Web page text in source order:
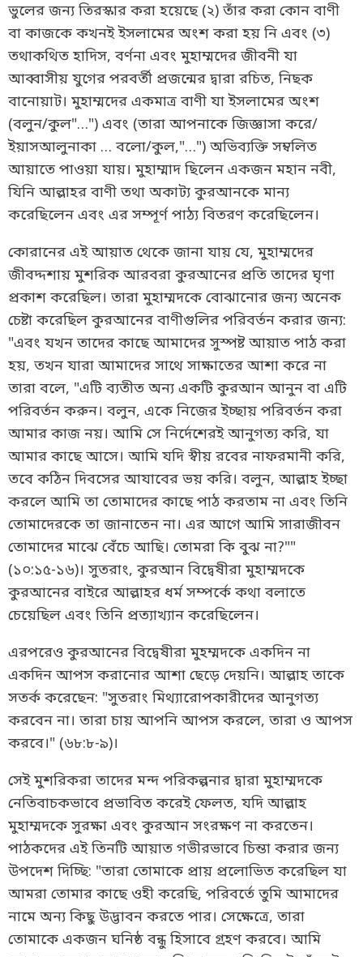
ভুলের জন্য তিরস্কার করা হয়েছে (২) তাঁর করা কোন বাণী
বা কাজকে কখনই ইসলামের অংশ করা হয় নি এবং (৩)
তথাকথিত হাদিস, বর্ণনা এবং মুহাম্মদের জীবনী যা
আব্বাসীয় যুগের পরবর্তী প্রজন্মের দ্বারা রচিত, নিছক
বানোয়াট। মুহাম্মদের একমাত্র বাণী যা ইসলামের অংশ
(বলুন/কুল"…") এবং (তারা আপনাকে জিজ্ঞাসা করে/
ইয়াসআলুনাকা … বলো/কুল,"…") অভিব্যক্তি সম্বলিত
আয়াতে পাওয়া যায়। মুহাম্মাদ ছিলেন একজন মহান নবী,
যিনি আল্লাহর বাণী তথা অকাট্য কুরআনকে মান্য
করেছিলেন এবং এর সম্পূর্ণ পাঠ্য বিতরণ করেছিলেন।
কোরানের এই আয়াত থেকে জানা যায় যে, মুহাম্মদের
জীবদ্দশায় মুশরিক আরবরা কুরআনের প্রতি তাদের ঘৃণা
প্রকাশ করেছিল। তারা মুহাম্মদকে বোঝানোর জন্য অনেক
চেষ্টা করেছিল কুরআনের বাণীগুলির পরিবর্তন করার জন্য:
"এবং যখন তাদের কাছে আমাদের সুস্পষ্ট আয়াত পাঠ করা
হয়, তখন যারা আমাদের সাথে সাক্ষাতের আশা করে না
তারা বলে, "এটি ব্যতীত অন্য একটি কুরআন আনুন বা এটি
পরিবর্তন করুন। বলুন, একে নিজের ইচ্ছায় পরিবর্তন করা
আমার কাজ নয়। আমি সে নির্দেশেরই আনুগত্য করি, যা
আমার কাছে আসে। আমি যদি স্বীয় রবের নাফরমানী করি,
তবে কঠিন দিবসের আযাবের ভয় করি। বলুন, আল্লাহ ইচ্ছা
করলে আমি তা তোমাদের কাছে পাঠ করতাম না এবং তিনি
তোমাদেরকে তা জানাতেন না। এর আগে আমি সারাজীবন
তোমাদের মাঝে বেঁচে আছি। তোমরা কি বুঝ না?""
(১০:১৫-১৬)। সুতরাং, কুরআন বিদ্বেষীরা মুহাম্মদকে
কুরআনের বাইরে আল্লাহর ধর্ম সম্পর্কে কথা বলাতে
চেয়েছিল এবং তিনি প্রত্যাখ্যান করেছিলেন।
এরপরেও কুরআনের বিদ্বেষীরা মুহম্মদকে একদিন না
একদিন আপস করানোর আশা ছেড়ে দেয়নি। আল্লাহ তাকে
সতর্ক করেছেন: "সুতরাং মিথ্যারোপকারীদের আনুগত্য
করবেন না। তারা চায় আপনি আপস করলে, তারা ও আপস
করবে।" (৬৮:৮-৯)।
সেই মুশরিকরা তাদের মন্দ পরিকল্পনার দ্বারা মুহাম্মদকে
নেতিবাচকভাবে প্রভাবিত করেই ফেলত, যদি আল্লাহ
মুহাম্মদকে সুরক্ষা এবং কুরআন সংরক্ষণ না করতেন।
পাঠকদের এই তিনটি আয়াত গভীরভাবে চিন্তা করার জন্য
উপদেশ দিচ্ছি: "তারা তোমাকে প্রায় প্রলোভিত করেছিল যা
আমরা তোমার কাছে ওহী করেছি, পরিবর্তে তুমি আমাদের
নামে অন্য কিছু উদ্ভাবন করতে পার। সেক্ষেত্রে, তারা
তোমাকে একজন ঘনিষ্ঠ বন্ধু হিসাবে গ্রহণ করবে। আমি